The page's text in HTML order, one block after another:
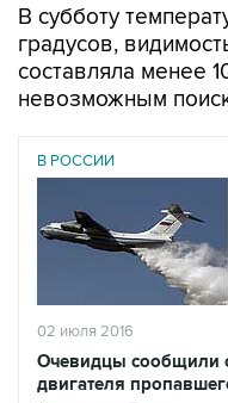
В субботу
градусов,
составляла менее
невозможным
В РОССИИ
02 июля 2016
Очевидцы сообщили
двигателя